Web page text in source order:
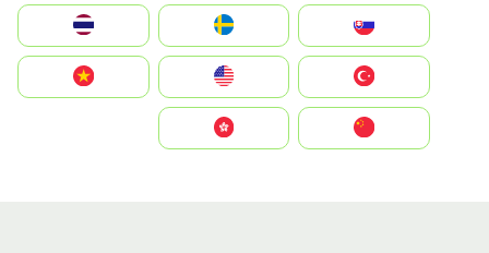
Slovensko
United States
Vietnam